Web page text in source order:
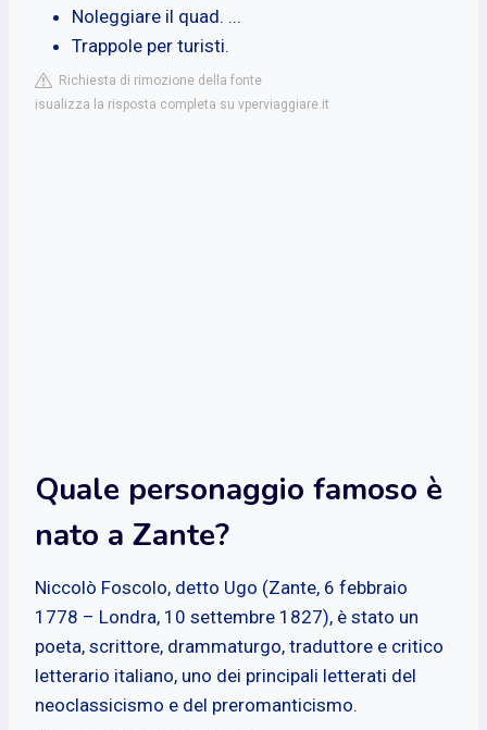
Noleggiare il quad. ...
Trappole per turisti.
Richiesta di rimozione della fonte
isualizza la risposta completa su vperviaggiare.it
Quale personaggio famoso è
nato a Zante?
Niccolò Foscolo, detto Ugo (Zante, 6 febbraio
1778 – Londra, 10 settembre 1827), è stato un
poeta, scrittore, drammaturgo, traduttore e critico
letterario italiano, uno dei principali letterati del
neoclassicismo e del preromanticismo.